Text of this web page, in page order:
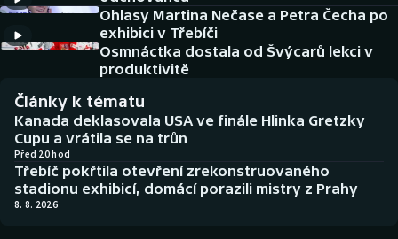
Americký fotbal
Atletika
Baseball a softbal
Basketbal
Biatlon
NEPŘEHLÉDNĚTE
Soutěže
Historické návraty
Aplikace ČT sport
AZ kvíz
Ohlasy Martina Nečase a Petra Čecha po
exhibici v Třebíči
Osmnáctka dostala od Švýcarů lekci v
produktivitě
Články k tématu
Kanada deklasovala USA ve finále Hlinka Gretzky
Cupu a vrátila se na trůn
Před 20 hod
Třebíč pokřtila otevření zrekonstruovaného
stadionu exhibicí, domácí porazili mistry z Prahy
8. 8. 2026